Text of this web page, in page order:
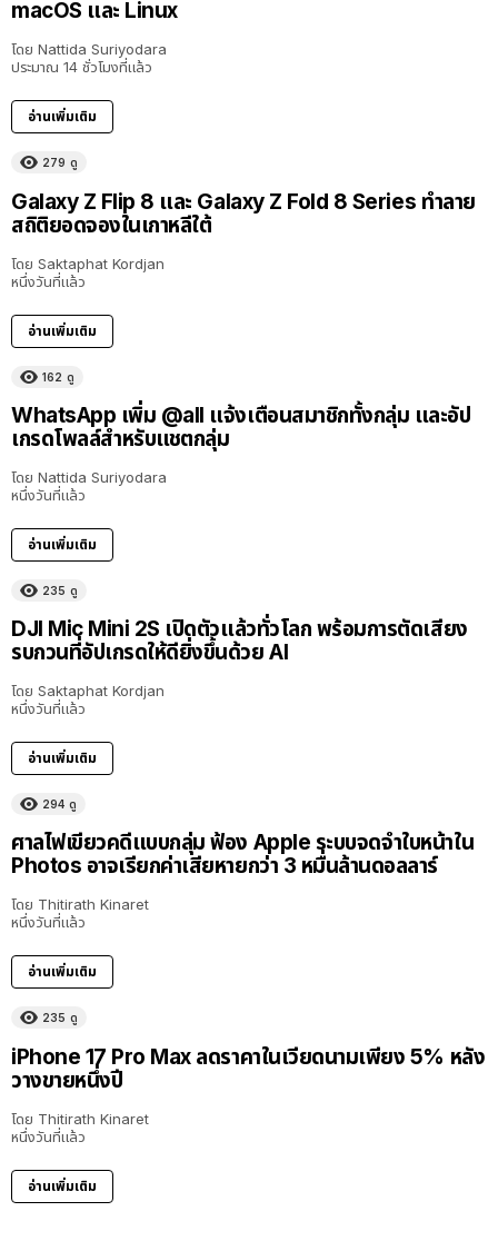
macOS และ Linux
โดย Nattida Suriyodara
ประมาณ 14 ชั่วโมงที่แล้ว
อ่านเพิ่มเติม
279 ดู
Galaxy Z Flip 8 และ Galaxy Z Fold 8 Series ทำลาย
สถิติยอดจองในเกาหลีใต้
โดย Saktaphat Kordjan
หนึ่งวันที่แล้ว
อ่านเพิ่มเติม
162 ดู
WhatsApp เพิ่ม @all แจ้งเตือนสมาชิกทั้งกลุ่ม และอัป
เกรดโพลล์สำหรับแชตกลุ่ม
โดย Nattida Suriyodara
หนึ่งวันที่แล้ว
อ่านเพิ่มเติม
235 ดู
DJI Mic Mini 2S เปิดตัวแล้วทั่วโลก พร้อมการตัดเสียง
รบกวนที่อัปเกรดให้ดียิ่งขึ้นด้วย AI
โดย Saktaphat Kordjan
หนึ่งวันที่แล้ว
อ่านเพิ่มเติม
294 ดู
ศาลไฟเขียวคดีแบบกลุ่ม ฟ้อง Apple ระบบจดจำใบหน้าใน
Photos อาจเรียกค่าเสียหายกว่า 3 หมื่นล้านดอลลาร์
โดย Thitirath Kinaret
หนึ่งวันที่แล้ว
อ่านเพิ่มเติม
235 ดู
iPhone 17 Pro Max ลดราคาในเวียดนามเพียง 5% หลัง
วางขายหนึ่งปี
โดย Thitirath Kinaret
หนึ่งวันที่แล้ว
อ่านเพิ่มเติม